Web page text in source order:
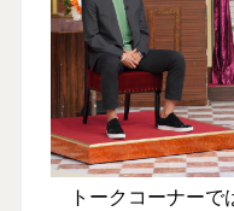
トークコーナーで